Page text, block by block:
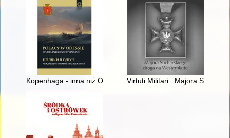
Kopenhaga - inna niż Odessa? : wrażenia z podróży Izabeli
Virtuti Militari : Majora